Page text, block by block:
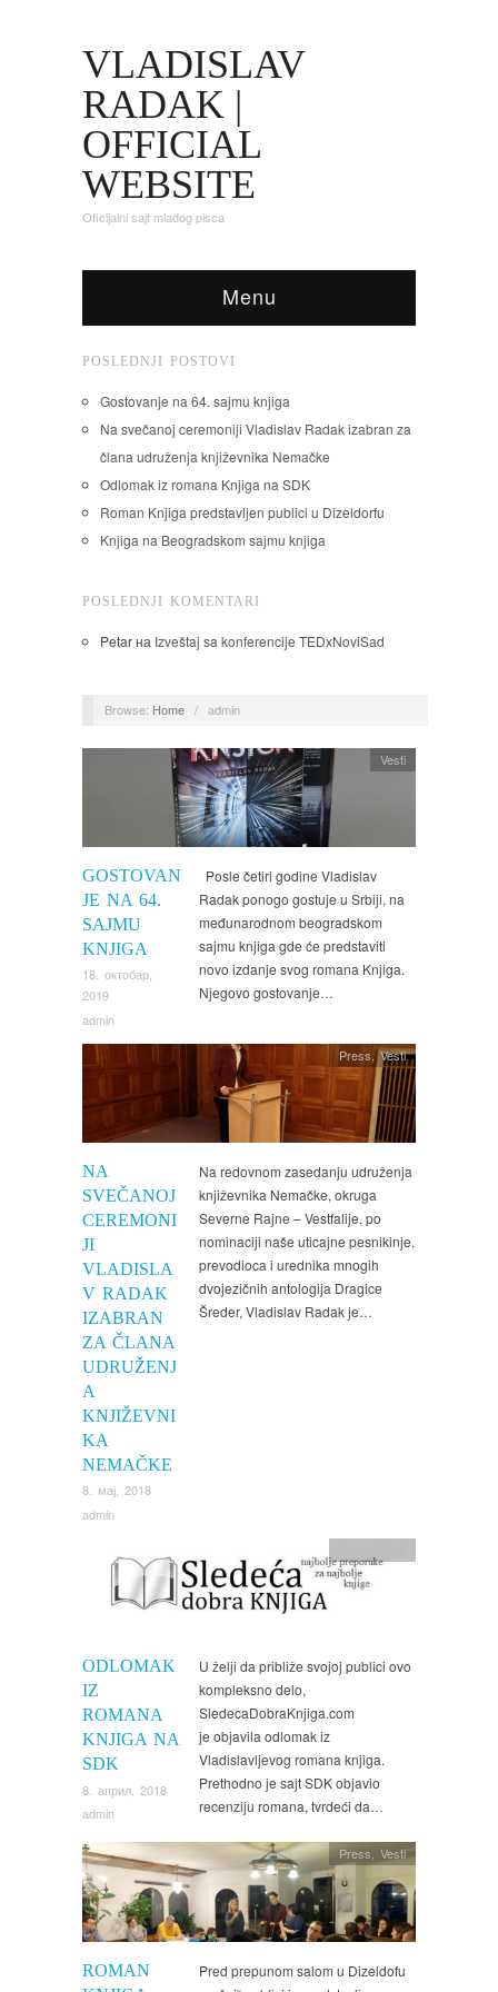
VLADISLAV
RADAK |
OFFICIAL
WEBSITE
Oficijalni sajt mladog pisca
Menu
POSLEDNJI POSTOVI
Gostovanje na 64. sajmu knjiga
Na svečanoj ceremoniji Vladislav Radak izabran za
člana udruženja književnika Nemačke
Odlomak iz romana Knjiga na SDK
Roman Knjiga predstavljen publici u Dizeldorfu
Knjiga na Beogradskom sajmu knjiga
POSLEDNJI KOMENTARI
Petarна Izveštaj sa konferencije TEDxNoviSad
Browse: Home / admin
GOSTOVAN
JE NA 64.
SAJMU
KNJIGA
18. октобар,
2019
admin
Vesti
Posle četiri godine Vladislav
Radak ponogo gostuje u Srbiji, na
međunarodnom beogradskom
sajmu knjiga gde će predstaviti
novo izdanje svog romana Knjiga.
Njegovo gostovanje…
NA
SVEČANOJ
CEREMONI
JI
VLADISLA
V RADAK
IZABRAN
ZA ČLANA
UDRUŽENJ
A
KNJIŽEVNI
KA
NEMAČKE
8. мај, 2018
admin
Press,Vesti
Na redovnom zasedanju udruženja
književnika Nemačke, okruga
Severne Rajne – Vestfalije, po
nominaciji naše uticajne pesnikinje,
prevodioca i urednika mnogih
dvojezičnih antologija Dragice
Šreder, Vladislav Radak je…
ODLOMAK
IZ
ROMANA
KNJIGA NA
SDK
8. април, 2018
admin
U želji da približe svojoj publici ovo
kompleksno delo,
SledecaDobraKnjiga.com
je objavila odlomak iz
Vladislavljevog romana knjiga.
Prethodno je sajt SDK objavio
recenziju romana, tvrdeći da…
ROMAN
Press,Vesti
Pred prepunom salom u Dizeldofu